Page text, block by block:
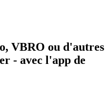
VBRO ou d'autres
- avec l'app de